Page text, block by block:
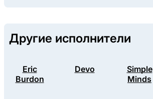
Другие исполнители
Eric
Burdon
Devo
Simple
Minds